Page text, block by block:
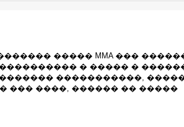
����� MMA ���
� ����� �
�����������,
��� ����, ������ �� �����